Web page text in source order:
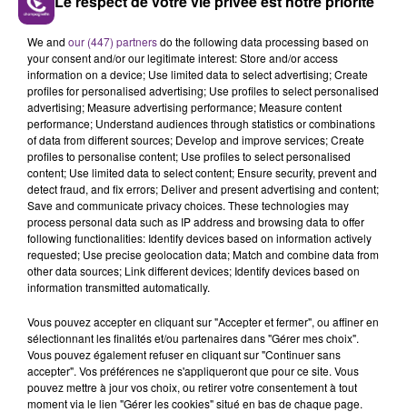
environ.
Sur l’agglomération de Reims et ses environs, les
pompiers sont intervenus à une dizaine de reprises,
essentiellement pour des infiltrations d’eau chez des
particuliers.
Les automobilistes ont parfois dû faire face à des
inondations sur la chaussée, comme sur ce rond-
point, avenue du Maréchal Juin.
We and our (447) partnersdo the following data processing based on
your consent and/or our legitimate interest: Store and/or access
information on a device; Use limited data to select advertising; Create
profiles for personalised advertising; Use profiles to select personalised
advertising; Measure advertising performance; Measure content
performance; Understand audiences through statistics or combinations
of data from different sources; Develop and improve services; Create
profiles to personalise content; Use profiles to select personalised
content; Use limited data to select content; Ensure security, prevent and
detect fraud, and fix errors; Deliver and present advertising and content;
Save and communicate privacy choices. These technologies may
process personal data such as IP address and browsing data to offer
following functionalities: Identify devices based on information actively
requested; Use precise geolocation data; Match and combine data from
other data sources; Link different devices; Identify devices based on
information transmitted automatically.
Vous pouvez accepter en cliquant sur "Accepter et fermer", ou affiner en
sélectionnant les finalités et/ou partenaires dans "Gérer mes choix".
Vous pouvez également refuser en cliquant sur "Continuer sans
accepter". Vos préférences ne s'appliqueront que pour ce site. Vous
pouvez mettre à jour vos choix, ou retirer votre consentement à tout
moment via le lien "Gérer les cookies" situé en bas de chaque page.